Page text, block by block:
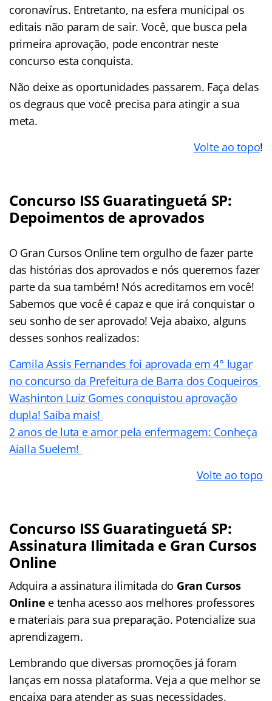
coronavírus. Entretanto, na esfera municipal os
editais não param de sair. Você, que busca pela
primeira aprovação, pode encontrar neste
concurso esta conquista.
Não deixe as oportunidades passarem. Faça delas
os degraus que você precisa para atingir a sua
meta.
Volte ao topo!
Concurso ISS Guaratinguetá SP:
Depoimentos de aprovados
O Gran Cursos Online tem orgulho de fazer parte
das histórias dos aprovados e nós queremos fazer
parte da sua também! Nós acreditamos em você!
Sabemos que você é capaz e que irá conquistar o
seu sonho de ser aprovado! Veja abaixo, alguns
desses sonhos realizados:
Camila Assis Fernandes foi aprovada em 4° lugar
no concurso da Prefeitura de Barra dos Coqueiros
Washinton Luiz Gomes conquistou aprovação
dupla! Saiba mais!
2 anos de luta e amor pela enfermagem: Conheça
Aialla Suelem!
Volte ao topo
Concurso ISS Guaratinguetá SP:
Assinatura Ilimitada e Gran Cursos
Online
Adquira a assinatura ilimitada do Gran Cursos
Online e tenha acesso aos melhores professores
e materiais para sua preparação. Potencialize sua
aprendizagem.
Lembrando que diversas promoções já foram
lanças em nossa plataforma. Veja a que melhor se
encaixa para atender as suas necessidades.